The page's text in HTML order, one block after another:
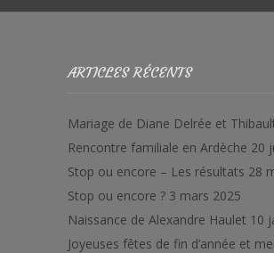
ARTICLES RÉCENTS
Mariage de Diane Delrée et
Rencontre familiale en Ardèche 20
Stop ou encore – Les résultats 28
Stop ou encore ? 3 mars 2025
Naissance de Alexandre Haulet 10
Joyeuses fêtes de fin d’année et